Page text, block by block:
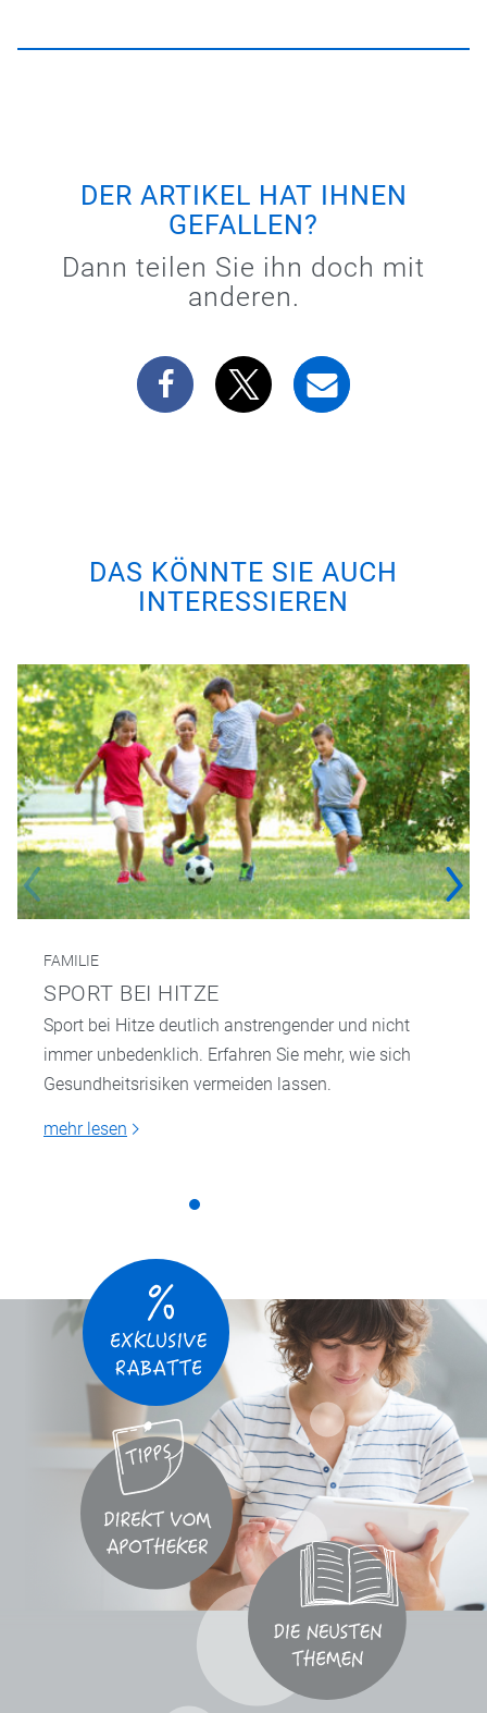
DER ARTIKEL HAT IHNEN
GEFALLEN?
Dann teilen Sie ihn doch mit
anderen.
DAS KÖNNTE SIE AUCH
INTERESSIEREN
FAMILIE
SPORT BEI HITZE
Sport bei Hitze deutlich anstrengender und nicht
immer unbedenklich. Erfahren Sie mehr, wie sich
Gesundheitsrisiken vermeiden lassen.
mehr lesen